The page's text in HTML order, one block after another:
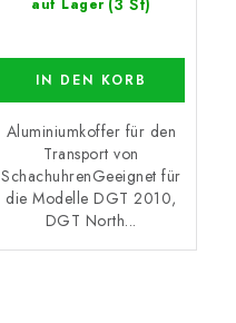
auf Lager
IN DEN KORB
Aluminiumkoffer für den
Transport von
SchachuhrenGeeignet für
die Modelle DGT 2010,
DGT North...